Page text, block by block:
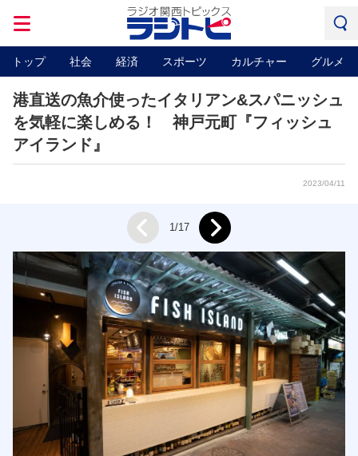
トップ 社会 経済 スポーツ カルチャー グルメ
港直送の魚介使ったイタリアン&スパニッシュ
を気軽に楽しめる！ 神戸元町『フィッシュ
アイランド』
2023/04/11
1/17